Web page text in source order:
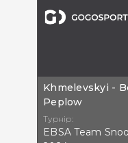
Khmelevskyi -
Peplow
Турнір:
EBSA Team